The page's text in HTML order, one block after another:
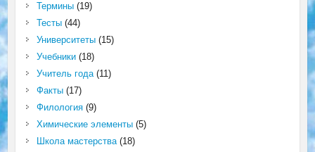
Термины(19)
Тесты(44)
Университеты(15)
Учебники(18)
Учитель года(11)
Факты(17)
Филология(9)
Химические элементы(5)
Школа мастерства(18)